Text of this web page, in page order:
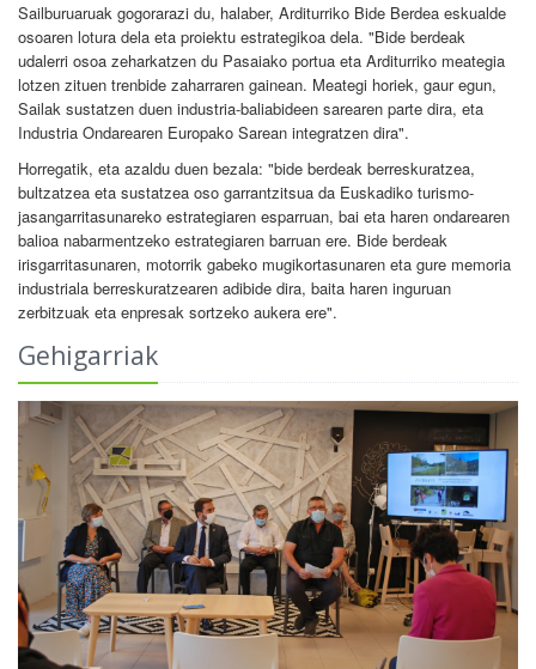
Sailburuaruak gogorarazi du, halaber, Arditurriko Bide Berdea eskualde
osoaren lotura dela eta proiektu estrategikoa dela. "Bide berdeak
udalerri osoa zeharkatzen du Pasaiako portua eta Arditurriko meategia
lotzen zituen trenbide zaharraren gainean. Meategi horiek, gaur egun,
Sailak sustatzen duen industria-baliabideen sarearen parte dira, eta
Industria Ondarearen Europako Sarean integratzen dira".
Horregatik, eta azaldu duen bezala: "bide berdeak berreskuratzea,
bultzatzea eta sustatzea oso garrantzitsua da Euskadiko turismo-
jasangarritasunareko estrategiaren esparruan, bai eta haren ondarearen
balioa nabarmentzeko estrategiaren barruan ere. Bide berdeak
irisgarritasunaren, motorrik gabeko mugikortasunaren eta gure memoria
industriala berreskuratzearen adibide dira, baita haren inguruan
zerbitzuak eta enpresak sortzeko aukera ere".
Gehigarriak